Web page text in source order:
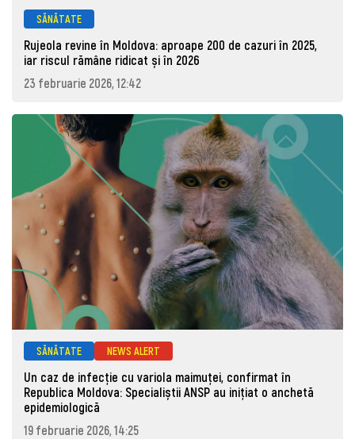
SĂNĂTATE
Rujeola revine în Moldova: aproape 200 de cazuri în 2025,
iar riscul rămâne ridicat și în 2026
23 februarie 2026, 12:42
SĂNĂTATE NEWS ALERT
Un caz de infecție cu variola maimuței, confirmat în
Republica Moldova: Specialiștii ANSP au inițiat o anchetă
epidemiologică
19 februarie 2026, 14:25